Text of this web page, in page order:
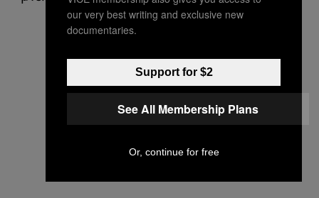
our very best writing and exclusive new
documentaries.
Support for $2
See All Membership Plans
Or, continue for free